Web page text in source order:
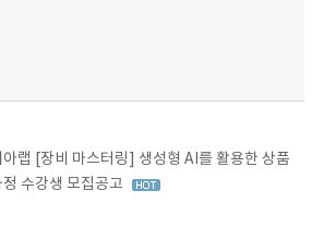
랩 [장비 마스터링] 생성형 AI를 활용한 상품
수강생 모집공고